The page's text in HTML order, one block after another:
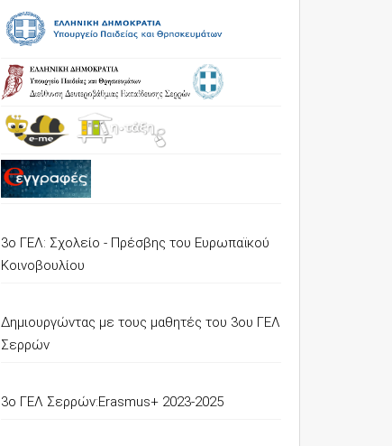
3ο ΓΕΛ: Σχολείο - Πρέσβης του Ευρωπαϊκού
Κοινοβουλίου
Δημιουργώντας με τους μαθητές του 3ου ΓΕΛ
Σερρών
3o ΓΕΛ Σερρών:Erasmus+ 2023-2025